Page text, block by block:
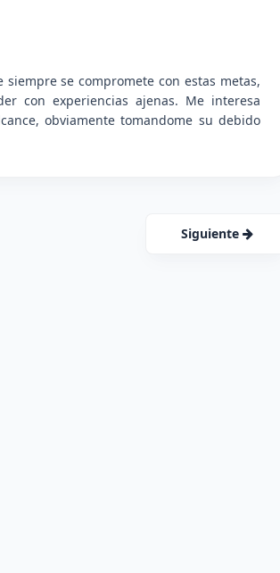
se compromete con estas metas,
con experiencias ajenas. Me interesa
obviamente tomandome su debido
Siguiente